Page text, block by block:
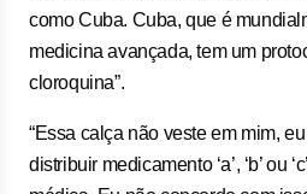
como Cuba. Cuba, que é
medicina avançada, tem um
cloroquina”.
“Essa calça não veste em mim,
distribuir medicamento ‘a’, ‘b’ ou